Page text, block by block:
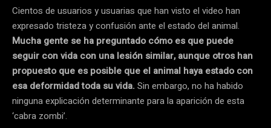
Cientos de usuarios y usuarias que han visto el video han
expresado tristeza y confusión ante el estado del animal.
Mucha gente se ha preguntado cómo es que puede
seguir con vida con una lesión similar, aunque otros han
propuesto que es posible que el animal haya estado con
esa deformidad toda su vida. Sin embargo, no ha habido
ninguna explicación determinante para la aparición de esta
‘cabra zombi’.